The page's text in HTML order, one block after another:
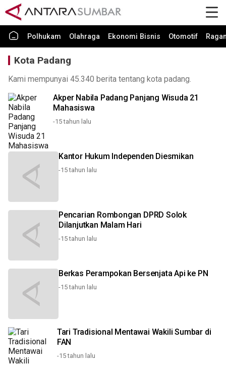
Polhukam Olahraga Ekonomi Bisnis Otomotif
Kota Padang
Kami mempunyai 45.340 berita tentang kota padang.
Akper Nabila Padang Panjang Wisuda 21
Mahasiswa
-15 tahun lalu
Kantor Hukum Independen Diesmikan
-15 tahun lalu
Pencarian Rombongan DPRD Solok
Dilanjutkan Malam Hari
-15 tahun lalu
Berkas Perampokan Bersenjata Api ke PN
-15 tahun lalu
Tari Tradisional Mentawai Wakili Sumbar di
FAN
-15 tahun lalu